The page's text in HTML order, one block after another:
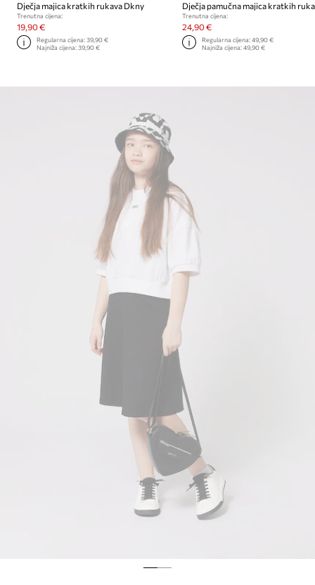
Dječja majica kratkih rukava Dkny
Trenutna cijena:
19,90 €
Regularna cijena:39,90 €
Najniža cijena:39,90 €
Trenutna cijena:
24,90 €
Regularna cijena: 49,90 €
Najniža cijena: 49,90 €